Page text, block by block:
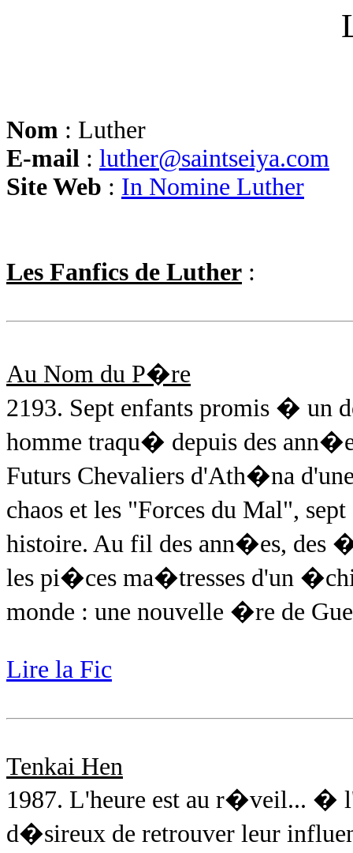
Nom : Luther
E-mail : luther@saintseiya.com
Site Web : In Nomine Luther
Les Fanfics de Luther :
Au Nom du P�re
2193. Sept enfants promis � un
homme traqu� depuis des
Futurs Chevaliers d'Ath�na
chaos et les "Forces du Mal",
histoire. Au fil des ann�es, des
les pi�ces ma�tresses d'un
monde : une nouvelle �re de
Lire la Fic
Tenkai Hen
1987. L'heure est au r�veil...
d�sireux de retrouver leur